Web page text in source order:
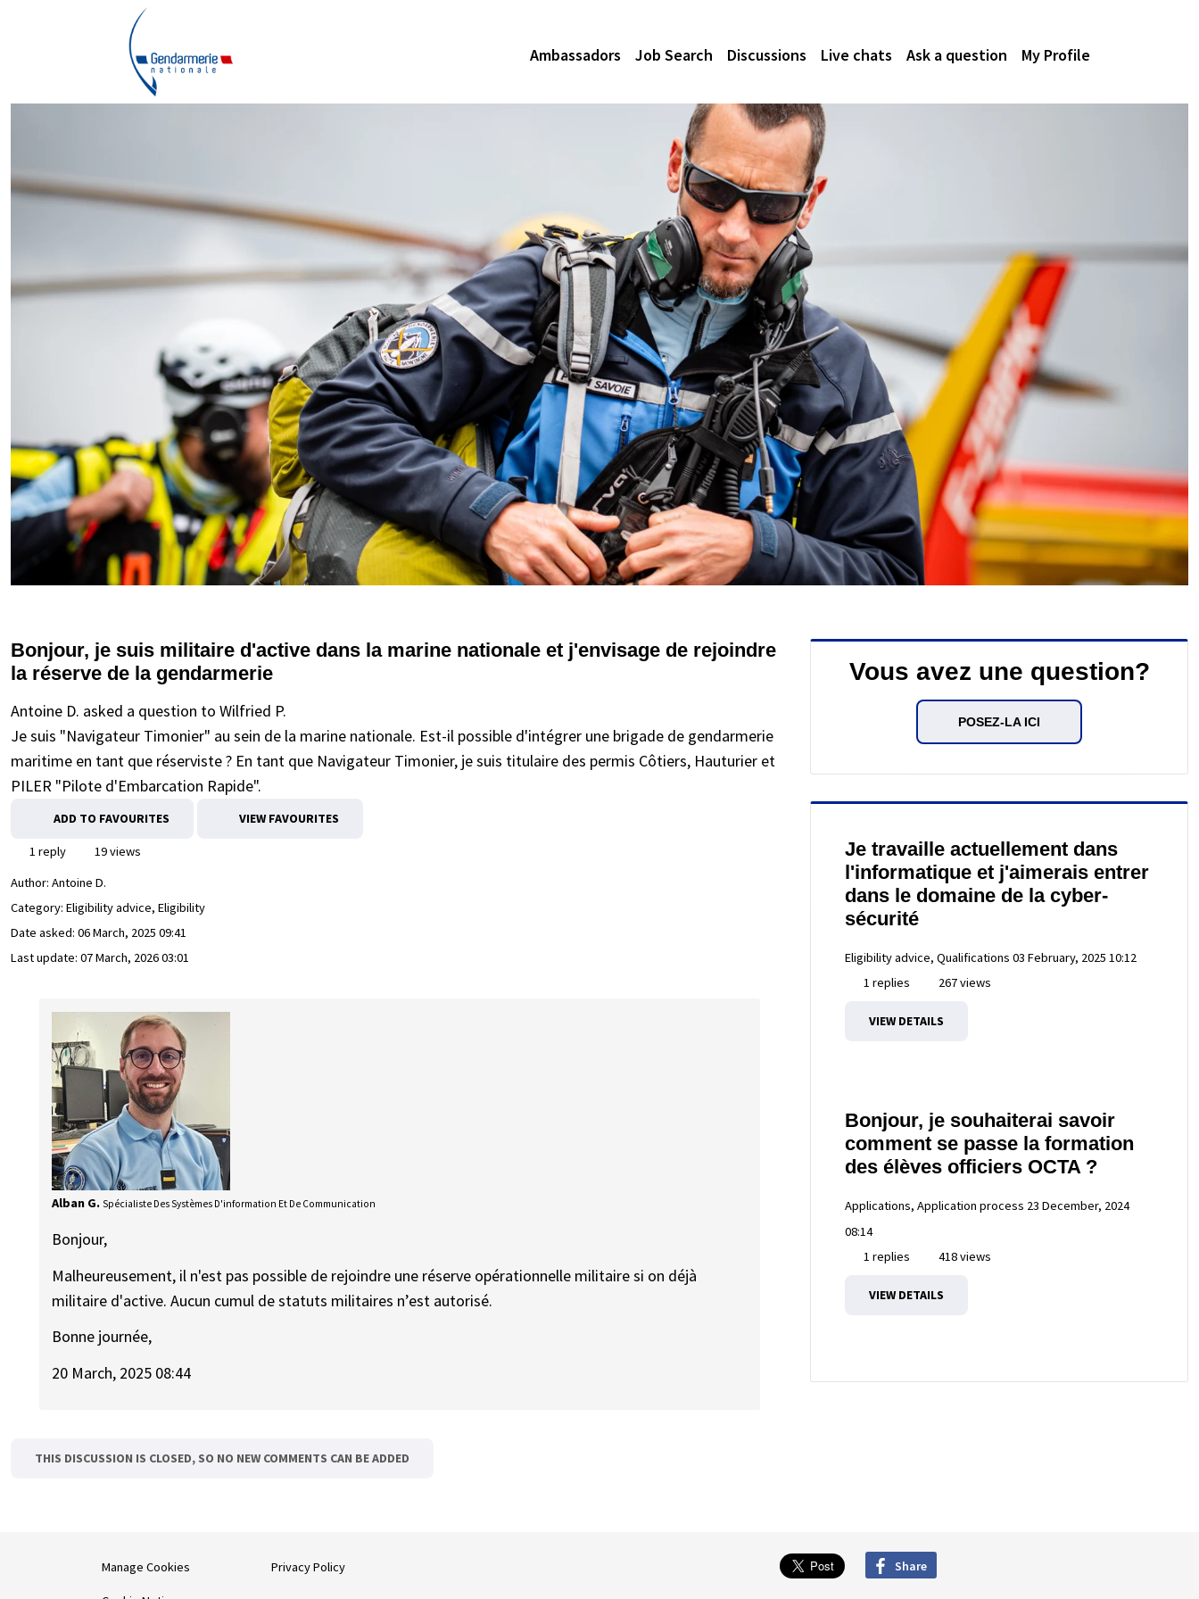
Ambassadors Job Search Discussions Live chats Ask a question My Profile
Bonjour, je suis militaire d'active dans la marine nationale et j'envisage de rejoindre
la réserve de la gendarmerie
Antoine D. asked a question to Wilfried P.
Je suis "Navigateur Timonier" au sein de la marine nationale. Est-il possible d'intégrer une brigade de gendarmerie
maritime en tant que réserviste ? En tant que Navigateur Timonier, je suis titulaire des permis Côtiers, Hauturier et
PILER "Pilote d'Embarcation Rapide".
ADD TO FAVOURITES VIEW FAVOURITES
1 reply
19 views
Author: Antoine D.
Category: Eligibility advice, Eligibility
Date asked: 06 March, 2025 09:41
Last update: 07 March, 2026 03:01
Alban G. Spécialiste Des Systèmes D'information Et De Communication
Bonjour,
Malheureusement, il n'est pas possible de rejoindre une réserve opérationnelle militaire si on déjà
militaire d'active. Aucun cumul de statuts militaires n’est autorisé.
Bonne journée,
20 March, 2025 08:44
THIS DISCUSSION IS CLOSED, SO NO NEW COMMENTS CAN BE ADDED
Vous avez une question?
POSEZ-LA ICI
Je travaille actuellement dans
l'informatique et j'aimerais entrer
dans le domaine de la cyber-
sécurité
Eligibility advice, Qualifications 03 February, 2025 10:12
1 replies
267 views
VIEW DETAILS
Bonjour, je souhaiterai savoir
comment se passe la formation
des élèves officiers OCTA ?
Applications, Application process 23 December, 2024
08:14
1 replies
418 views
VIEW DETAILS
Manage Cookies Privacy Policy Share